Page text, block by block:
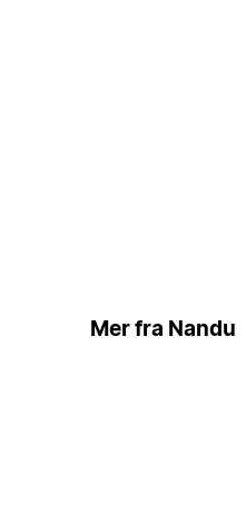
Mer fra Nandu